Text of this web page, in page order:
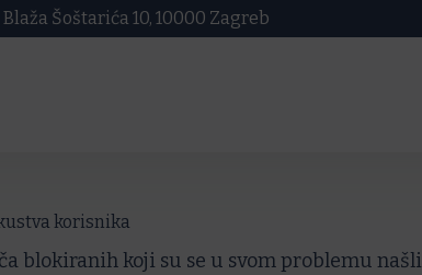
Šoštarića 10, 10000 Zagreb
korisnika
blokiranih koji su se u svom problemu našli